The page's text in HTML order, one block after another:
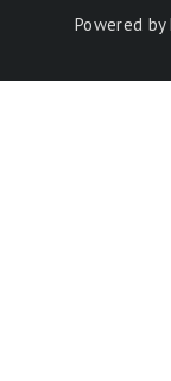
Powered by